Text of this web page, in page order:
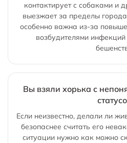
контактирует с собаками и
выезжает за пределы
особенно важна из‑за
возбудителями
Вы взяли хорька с
Если неизвестно, делали ли
безопаснее считать его
ситуации нужно как можно